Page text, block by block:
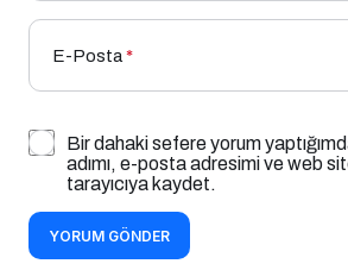
E-Posta*
Bir dahaki sefere yorum
adımı, e-posta adresimi ve web
tarayıcıya kaydet.
YORUM GÖNDER